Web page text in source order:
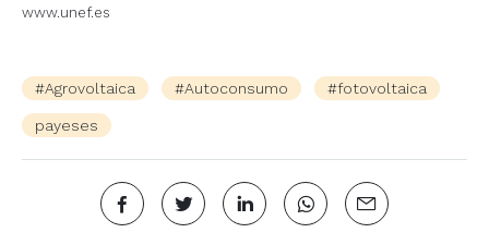
www.unef.es
#Agrovoltaica #Autoconsumo #fotovoltaica
payeses